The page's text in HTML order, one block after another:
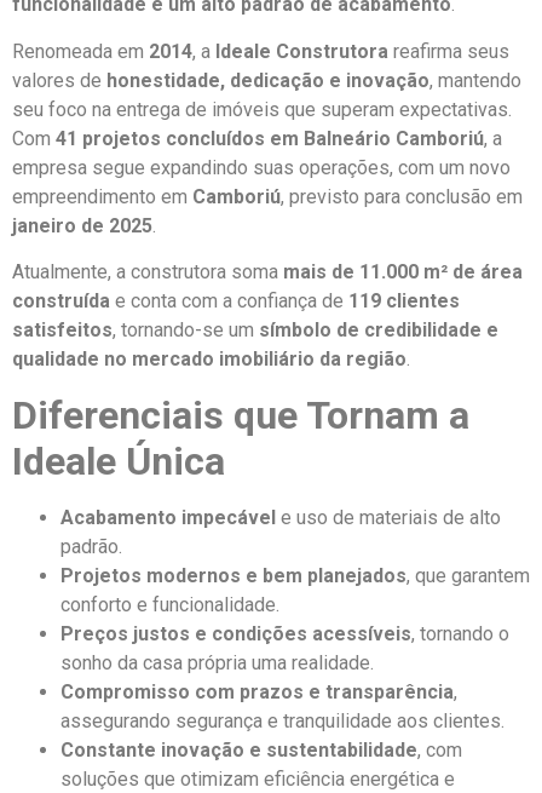
funcionalidade e um alto padrão de acabamento.
Renomeada em 2014, a Ideale Construtora reafirma seus
valores de honestidade, dedicação e inovação, mantendo
seu foco na entrega de imóveis que superam expectativas.
Com 41 projetos concluídos em Balneário Camboriú, a
empresa segue expandindo suas operações, com um novo
empreendimento em Camboriú, previsto para conclusão em
janeiro de 2025.
Atualmente, a construtora soma mais de 11.000 m² de área
construída e conta com a confiança de 119 clientes
satisfeitos, tornando-se um símbolo de credibilidade e
qualidade no mercado imobiliário da região.
Diferenciais que Tornam a
Ideale Única
Acabamento impecável e uso de materiais de alto
padrão.
Projetos modernos e bem planejados, que garantem
conforto e funcionalidade.
Preços justos e condições acessíveis, tornando o
sonho da casa própria uma realidade.
Compromisso com prazos e transparência,
assegurando segurança e tranquilidade aos clientes.
Constante inovação e sustentabilidade, com
soluções que otimizam eficiência energética e